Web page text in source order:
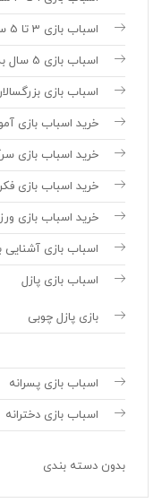
اسباب بازی 3 تا 5 سال
اسباب بازی 5 سال به بالا
اسباب بازی
خرید اسباب بازی
خرید اسباب بازی
خرید اسباب بازی
خرید اسباب بازی
اسباب بازی آشنایی
اسباب بازی پازل
بازی پازل چوبی
اسباب بازی پسرانه
اسباب بازی دخترانه
بدون دسته بندی